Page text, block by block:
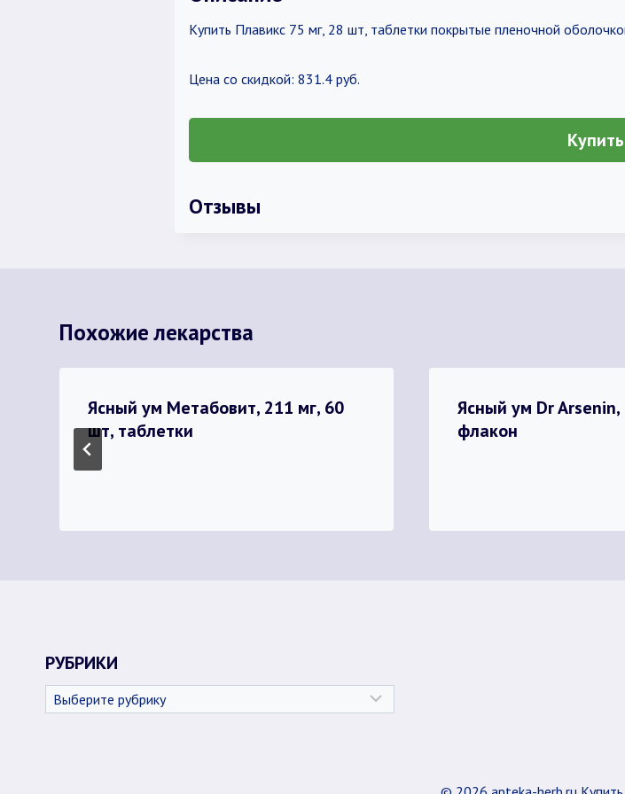
Купить Плавикс 75 мг, 28 шт, таблетки покрытые пленочной
Цена со скидкой: 831.4 руб.
Купить
Отзывы
Похожие лекарства
Ясный ум Метабовит, 211 мг, 60
шт, таблетки
Ясный ум Dr Arsenin,
флакон
РУБРИКИ
Рубрики